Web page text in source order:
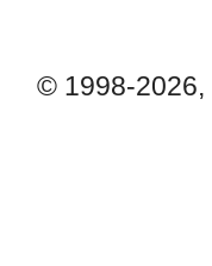
© 1998-2026,